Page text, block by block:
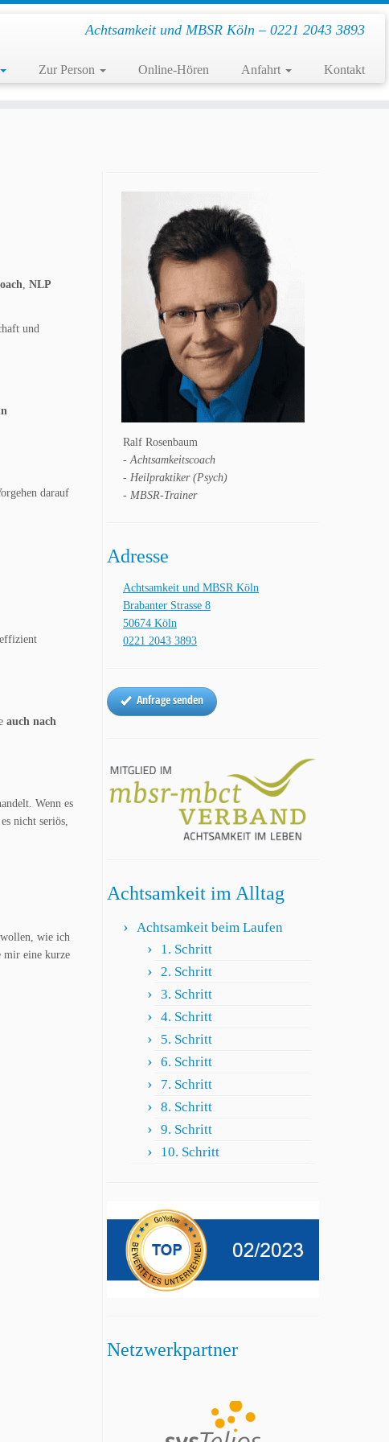
Achtsamkeit und MBSR Köln – 0221 2043 3893
Zur Person Online-Hören Anfahrt Kontakt
, NLP
und
darauf
auch nach
Wenn es
nicht seriös,
wie ich
mir eine kurze
Ralf Rosenbaum
- Achtsamkeitscoach
- Heilpraktiker (Psych)
- MBSR-Trainer
Adresse
Achtsamkeit und MBSR Köln
Brabanter Strasse 8
50674 Köln
0221 2043 3893
Anfrage senden
Achtsamkeit im Alltag
Achtsamkeit beim Laufen
1. Schritt
2. Schritt
3. Schritt
4. Schritt
5. Schritt
6. Schritt
7. Schritt
8. Schritt
9. Schritt
10. Schritt
Netzwerkpartner